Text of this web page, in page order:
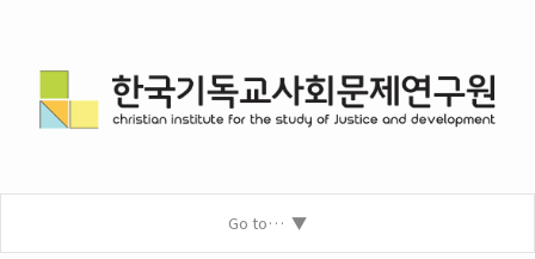
Go to…